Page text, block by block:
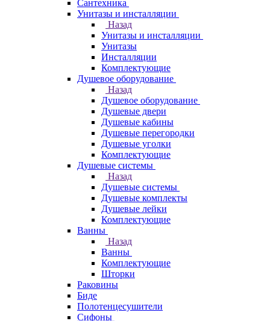
Сантехника
Унитазы и инсталляции
Назад
Унитазы и инсталляции
Унитазы
Инсталляции
Комплектующие
Душевое оборудование
Назад
Душевое оборудование
Душевые двери
Душевые кабины
Душевые перегородки
Душевые уголки
Комплектующие
Душевые системы
Назад
Душевые системы
Душевые комплекты
Душевые лейки
Комплектующие
Ванны
Назад
Ванны
Комплектующие
Шторки
Раковины
Биде
Полотенцесушители
Сифоны